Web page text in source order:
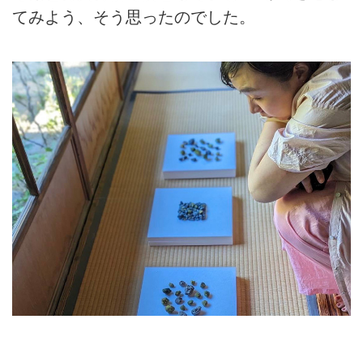
てみよう、そう思ったのでした。